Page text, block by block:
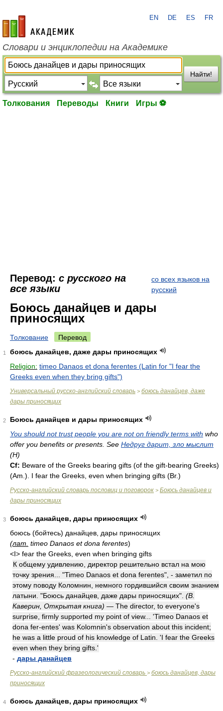
academic.ru
EN DE ES FR
Словари и энциклопедии на Академике
Найти!
Толкования Переводы Книги Игры ⚽
Перевод: с русского на
все языки
со всех языков на
русский
Боюсь данайцев и дары
приносящих
Толкование Перевод
1
боюсь данайцев, даже дары приносящих
Religion: timeo Danaos et dona ferentes (Latin for "I fear the
Greeks even when they bring gifts")
Универсальный русско-английский словарь > боюсь данайцев, даже
дары приносящих
2
Боюсь данайцев и дары приносящих
You should not trust people you are not on friendly terms with who
offer you benefits or presents. See Недруг дарит, зло мыслит
(H)
Cf: Beware of the Greeks bearing gifts (of the gift-bearing Greeks)
(Am. ). I fear the Greeks, even when bringing gifts (Br.)
Русско-английский словарь пословиц и поговорок > Боюсь данайцев и
дары приносящих
3
боюсь данайцев, дары приносящих
боюсь (бойтесь) данайцев, дары приносящих
(лат. timeo Danaos et dona ferentes)
<I> fear the Greeks, even when bringing gifts
К общему удивлению, директор решительно встал на мою
точку зрения... "Timeo Danaos et dona ferentes", - заметил по
этому поводу Коломнин, немного гордившийся своим знанием
латыни. "Боюсь данайцев, даже дары приносящих". (В.
Каверин, Открытая книга) — The director, to everyone's
surprise, firmly supported my point of view... 'Timeo Danaos et
dona fer-entes' was Kolomnin's observation about this incident;
he was a little proud of his knowledge of Latin. 'I fear the Greeks
even when they bring gifts.'
- дары данайцев
Русско-английский фразеологический словарь > боюсь данайцев, дары
приносящих
4
боюсь данайцев, дары приносящих